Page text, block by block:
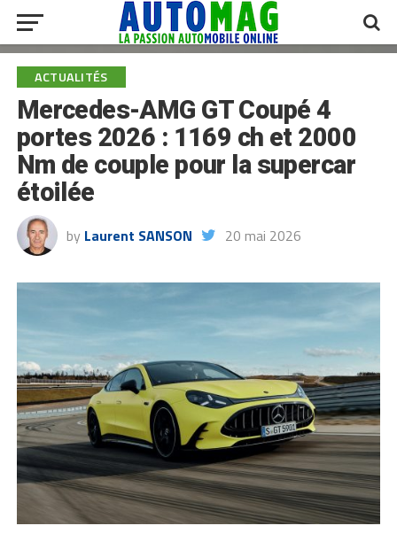
ACTUALITÉS
Mercedes-AMG GT Coupé 4
portes 2026 : 1169 ch et 2000
Nm de couple pour la supercar
étoilée
by Laurent SANSON 20 mai 2026